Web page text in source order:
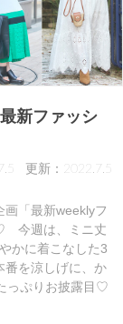
新ファッシ
更新：2022.7.5
「最新weeklyフ
今週は、ミニ丈
かに着こなした3
を涼しげに、か
っぷりお披露目♡